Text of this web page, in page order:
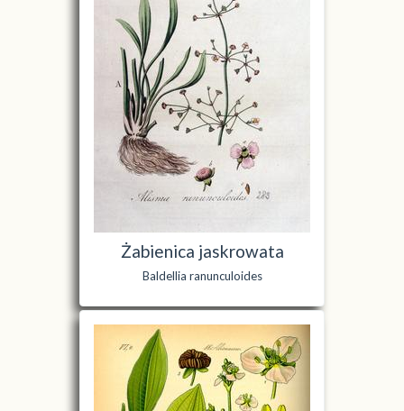
Żabienica jaskrowata
Baldellia ranunculoides